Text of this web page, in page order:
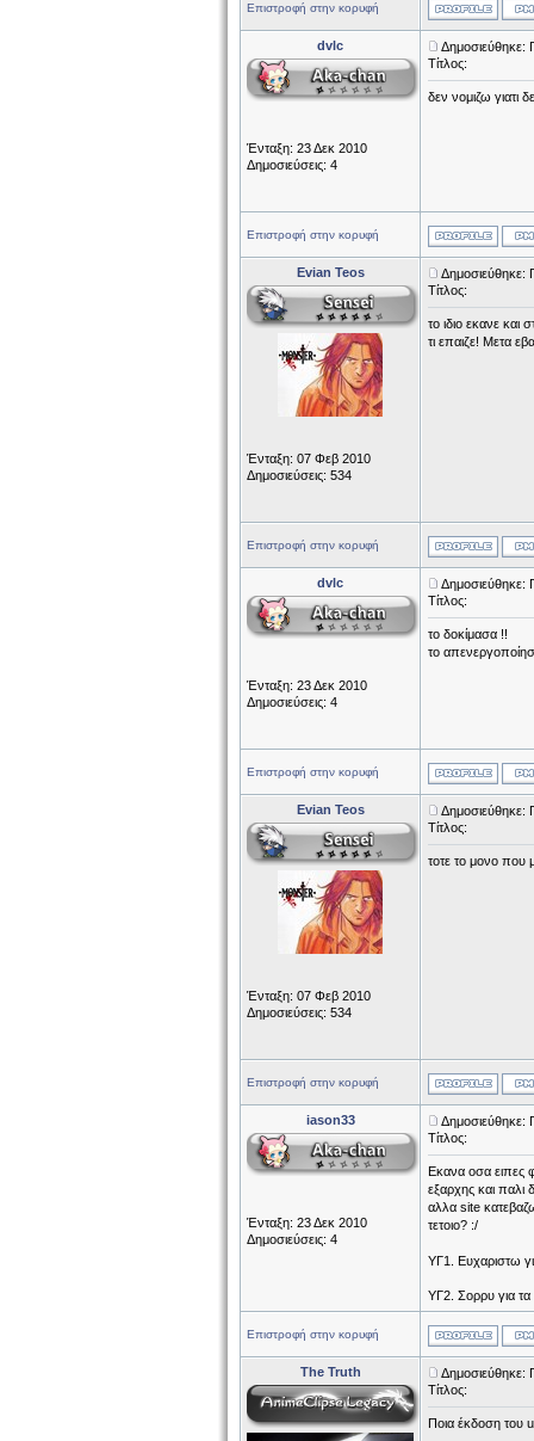
Επιστροφή στην κορυφή
dvlc
Ένταξη: 23 Δεκ 2010
Δημοσιεύσεις: 4
Δημοσιεύθηκε:
Τίτλος:
δεν νομιζω γιατι
Επιστροφή στην κορυφή
Evian Teos
Ένταξη: 07 Φεβ 2010
Δημοσιεύσεις: 534
Δημοσιεύθηκε:
Τίτλος:
το ιδιο εκανε και
τι επαιζε! Μετα
Επιστροφή στην κορυφή
dvlc
Ένταξη: 23 Δεκ 2010
Δημοσιεύσεις: 4
Δημοσιεύθηκε:
Τίτλος:
το δοκίμασα !!
το
Επιστροφή στην κορυφή
Evian Teos
Ένταξη: 07 Φεβ 2010
Δημοσιεύσεις: 534
Δημοσιεύθηκε:
Τίτλος:
τοτε το μονο που
Επιστροφή στην κορυφή
iason33
Ένταξη: 23 Δεκ 2010
Δημοσιεύσεις: 4
Δημοσιεύθηκε:
Τίτλος:
Εκανα οσα ειπες
εξαρχης και παλι
αλλα site
τετοιο? :/
ΥΓ1. Ευχαριστω
ΥΓ2. Σορρυ για
Επιστροφή στην κορυφή
The Truth
Δημοσιεύθηκε:
Τίτλος:
Ποια έκδοση του